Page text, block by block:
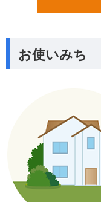
お使いみち